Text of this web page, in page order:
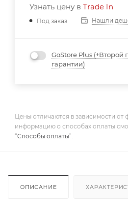
Узнать цену в Trade In
Под заказ Нашли
GoStore Plus (+Второй
гарантии)
Цены отличаются в зависимости от
информацию о способах оплаты
“Способы оплаты”.
ОПИСАНИЕ